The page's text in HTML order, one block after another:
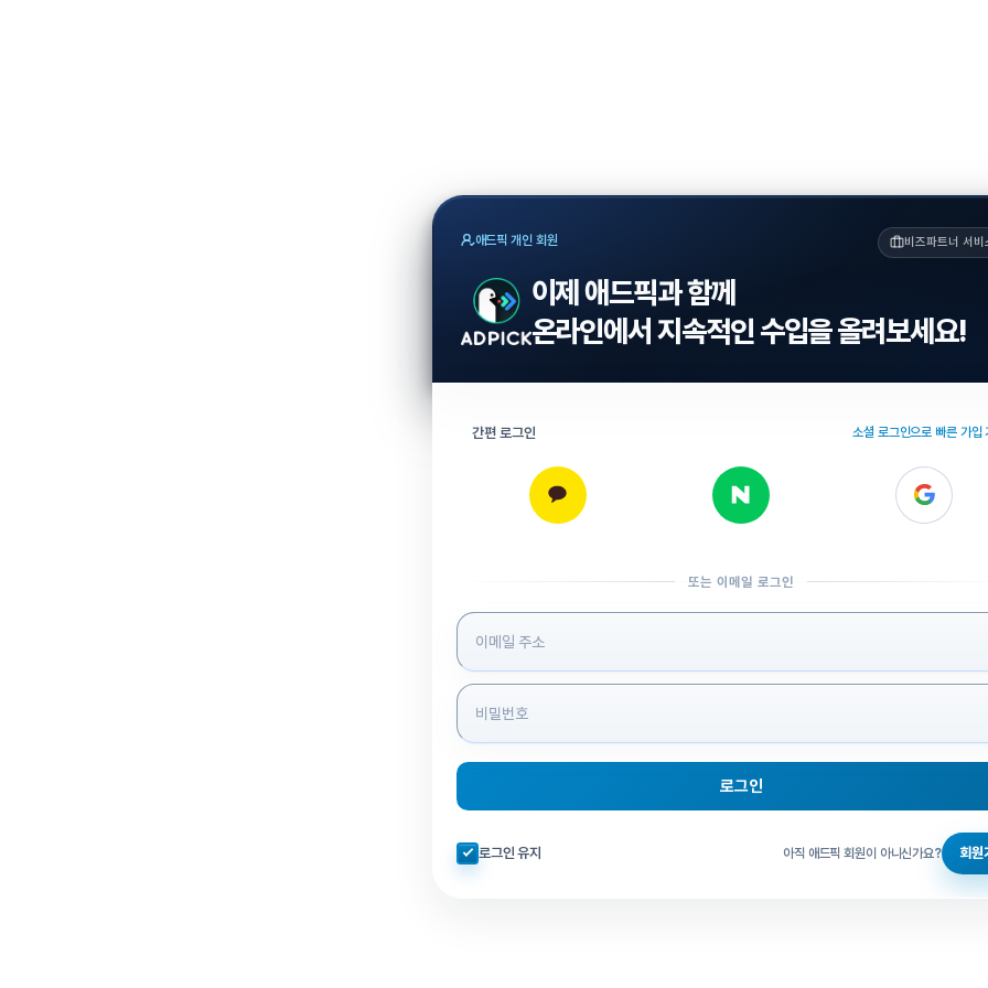
애드픽 개인 회원 비즈파트너 서비
이제 애드픽과 함께
온라인에서 지속적인 수입을 올려보세요!
간편 로그인 소셜 로그인으로 빠른 가입
또는 이메일 로그인
로그인 정보 입력
로그인
자동로그인 체크
로그인 유지 아직 애드픽 회원이 아니신가요? 회원